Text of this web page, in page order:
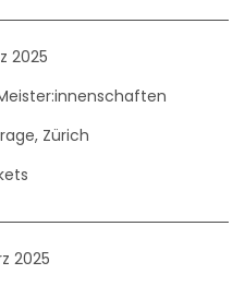
2025
Zürich
2025